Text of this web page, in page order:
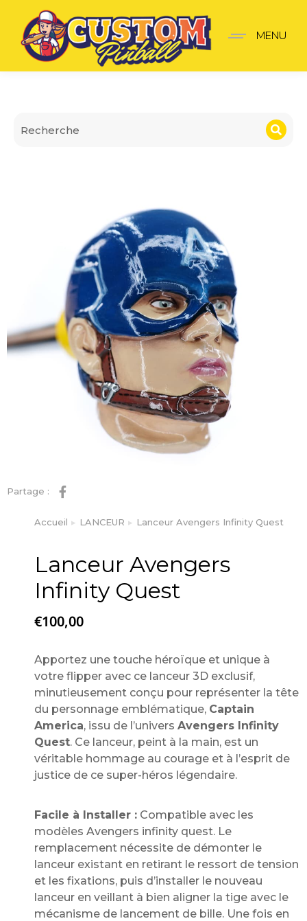
Lanceur Avengers
MENU
Partage :
Vous êtes ici :
Accueil LANCEUR Lanceur Avengers Infinity Quest
Lanceur Avengers
Infinity Quest
€100,00
Apportez une touche héroïque et unique à
votre flipper avec ce lanceur 3D exclusif,
minutieusement conçu pour représenter la tête
du personnage emblématique, Captain
America, issu de l’univers Avengers Infinity
Quest. Ce lanceur, peint à la main, est un
véritable hommage au courage et à l’esprit de
justice de ce super-héros légendaire.
Facile à Installer : Compatible avec les
modèles Avengers infinity quest. Le
remplacement nécessite de démonter le
lanceur existant en retirant le ressort de tension
et les fixations, puis d’installer le nouveau
lanceur en veillant à bien aligner la tige avec le
mécanisme de lancement de bille. Une fois en